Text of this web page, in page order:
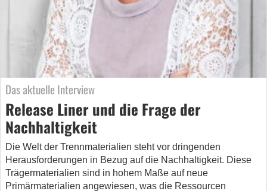
Das aktuelle Interview
Release Liner und die Frage der
Nachhaltigkeit
Die Welt der Trennmaterialien steht vor dringenden
Herausforderungen in Bezug auf die Nachhaltigkeit. Diese
Trägermaterialien sind in hohem Maße auf neue
Primärmaterialien angewiesen, was die Ressourcen